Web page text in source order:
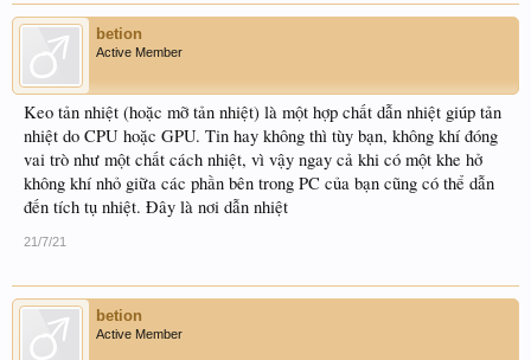
betion
Active Member
Keo tản nhiệt (hoặc mỡ tản nhiệt) là một hợp chất dẫn nhiệt giúp tản
nhiệt do CPU hoặc GPU. Tin hay không thì tùy bạn, không khí đóng
vai trò như một chất cách nhiệt, vì vậy ngay cả khi có một khe hở
không khí nhỏ giữa các phần bên trong PC của bạn cũng có thể dẫn
đến tích tụ nhiệt. Đây là nơi dẫn nhiệt
21/7/21
betion
Active Member